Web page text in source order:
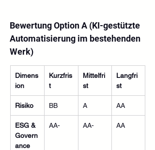
Bewertung Option A (KI-gestützte
Automatisierung im bestehenden
Werk)
Dimens
ion
Kurzfris
t
Mittelfri
st
Langfri
st
Risiko BB A AA
ESG &
Govern
ance
AA- AA- AA